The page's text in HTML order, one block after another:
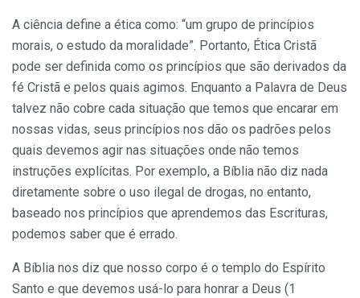
A ciência define a ética como: “um grupo de princípios
morais, o estudo da moralidade”. Portanto, Ética Cristã
pode ser definida como os princípios que são derivados da
fé Cristã e pelos quais agimos. Enquanto a Palavra de Deus
talvez não cobre cada situação que temos que encarar em
nossas vidas, seus princípios nos dão os padrões pelos
quais devemos agir nas situações onde não temos
instruções explícitas. Por exemplo, a Bíblia não diz nada
diretamente sobre o uso ilegal de drogas, no entanto,
baseado nos princípios que aprendemos das Escrituras,
podemos saber que é errado.
A Bíblia nos diz que nosso corpo é o templo do Espírito
Santo e que devemos usá-lo para honrar a Deus (1